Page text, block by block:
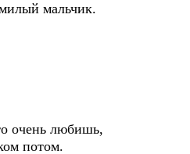
мальчик.
очень любишь,
потом.